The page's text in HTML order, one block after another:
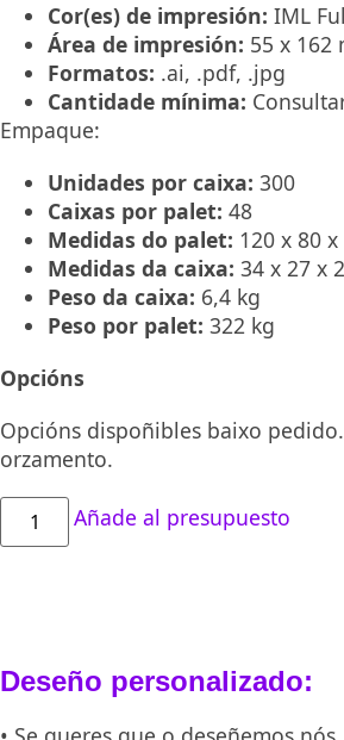
Cor(es) de impresión: IML
Área de impresión: 55 x 162
Formatos: .ai, .pdf, .jpg
Cantidade mínima:
Empaque:
Unidades por caixa: 300
Caixas por palet: 48
Medidas do palet: 120 x 80
Medidas da caixa: 34 x 27 x
Peso da caixa: 6,4 kg
Peso por palet: 322 kg
Opcións
Opcións dispoñibles baixo
orzamento.
Vaso
20
Añade al presupuesto
Deseño personalizado: